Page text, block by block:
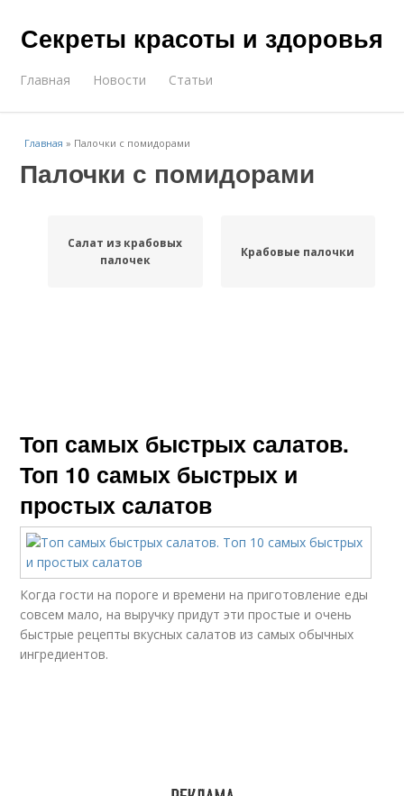
Секреты красоты и здоровья
Главная Новости Статьи
Главная » Палочки с помидорами
Палочки с помидорами
Салат из крабовых
палочек
Крабовые палочки
Топ самых быстрых салатов.
Топ 10 самых быстрых и
простых салатов
Когда гости на пороге и времени на приготовление еды
совсем мало, на выручку придут эти простые и очень
быстрые рецепты вкусных салатов из самых обычных
ингредиентов.